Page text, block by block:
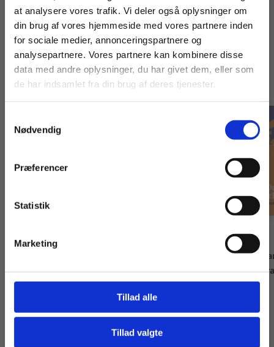
at analysere vores trafik. Vi deler også oplysninger om
din brug af vores hjemmeside med vores partnere inden
for sociale medier, annonceringspartnere og
analysepartnere. Vores partnere kan kombinere disse
data med andre oplysninger, du har givet dem, eller som
de har indsamlet fra din brug af deres tjenester.
Nødvendig
Præferencer
Statistik
Marketing
Tillad alle
Tillad valgte
Titler i serien
Miljø og klima
Fra
2 formater
Mig & Danmark
Kriminalitet og
For privatkunder og
studerende. Du får
vist priser inkl.
For institutioner og
virksomheder. Du
får vist priser ekskl.
Gå til praxisOnline